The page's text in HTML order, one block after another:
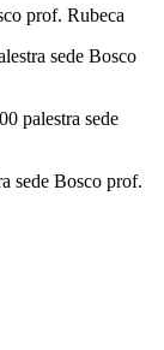
prof. Rubeca
sede Bosco
palestra sede
sede Bosco prof.